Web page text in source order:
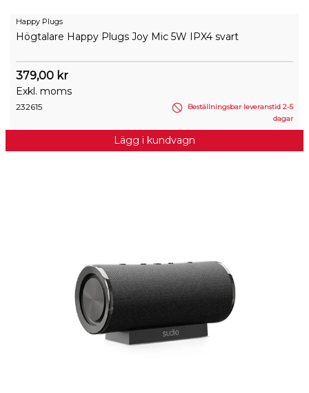
Happy Plugs
Högtalare Happy Plugs Joy Mic 5W IPX4 svart
379,00 kr
Exkl. moms
232615
Beställningsbar leveranstid 2-5
dagar
Lägg i kundvagn